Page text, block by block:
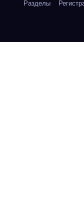
Разделы